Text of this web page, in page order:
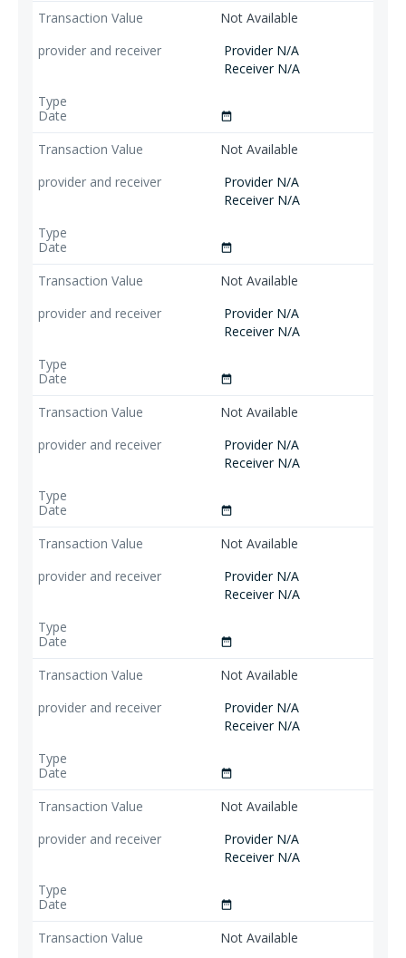
Not Available
Provider N/A
Receiver N/A
date_range
Not Available
Provider N/A
Receiver N/A
date_range
Not Available
Provider N/A
Receiver N/A
date_range
Not Available
Provider N/A
Receiver N/A
date_range
Not Available
Provider N/A
Receiver N/A
date_range
Not Available
Provider N/A
Receiver N/A
date_range
Not Available
Provider N/A
Receiver N/A
date_range
Not Available